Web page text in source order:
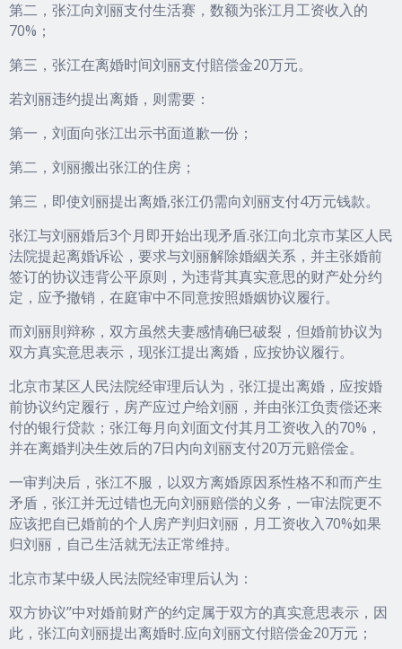
第二，张江向刘丽支付生活赛，数额为张江月工资收入的
70%；
第三，张江在离婚时间刘丽支付賠偿金20万元。
若刘丽违约提出离婚，则需要：
第一，刘面向张江出示书面道歉一份；
第二，刘丽搬出张江的住房；
第三，即使刘丽提出离婚,张江仍需向刘丽支付4万元钱款。
张江与刘丽婚后3个月即开始出现矛盾.张江向北京市某区人民
法院提起离婚诉讼，要求与刘丽解除婚絪关系，并主张婚前
签订的协议违背公平原则，为违背其真实意思的财产处分约
定，应予撤销，在庭审中不同意按照婚姻协议履行。
而刘丽則辩称，双方虽然夫妻感情确巳破裂，但婚前协议为
双方真实意思表示，现张江提出离婚，应按协议履行。
北京市某区人民法院经审理后认为，张江提出离婚，应按婚
前协议约定履行，房产应过户给刘丽，并由张江负责偿还来
付的银行贷款；张江每月向刘面文付其月工资收入的70%，
并在离婚判决生效后的7日内向刘丽支付20万元赔偿金。
一审判决后，张江不服，以双方离婚原因系性格不和而产生
矛盾，张江并无过错也无向刘丽赔偿的义务，一审法院更不
应该把自已婚前的个人房产判归刘丽，月工资收入70%如果
归刘丽，自己生活就无法正常维持。
北京市某中级人民法院经审理后认为：
双方协议’’中对婚前财产的约定属于双方的真实意思表示，因
此，张江向刘丽提出离婚时.应向刘丽文付賠偿金20万元；